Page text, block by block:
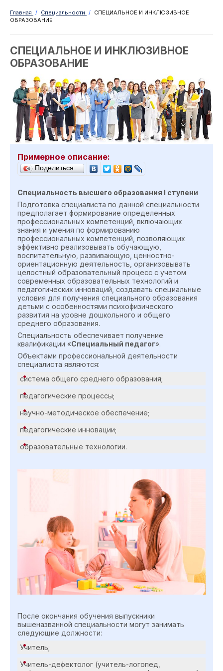
Главная / Специальности / СПЕЦИАЛЬНОЕ И ИНКЛЮЗИВНОЕ
ОБРАЗОВАНИЕ
СПЕЦИАЛЬНОЕ И ИНКЛЮЗИВНОЕ
ОБРАЗОВАНИЕ
Примерное описание:
Поделиться…
Специальность высшего образования I ступени
Подготовка специалиста по данной специальности
предполагает формирование определенных
профессиональных компетенций, включающих
знания и умения по формированию
профессиональных компетенций, позволяющих
эффективно реализовывать обучающую,
воспитательную, развивающую, ценностно-
ориентационную деятельность, организовывать
целостный образовательный процесс с учетом
современных образовательных технологий и
педагогических инноваций, создавать специальные
условия для получения специального образования
детьми с особенностями психофизического
развития на уровне дошкольного и общего
среднего образования.
Специальность обеспечивает получение
квалификации «Специальный педагог».
Объектами профессиональной деятельности
специалиста являются:
система общего среднего образования;
педагогические процессы;
научно-методическое обеспечение;
педагогические инновации;
образовательные технологии.
После окончания обучения выпускники
вышеназванной специальности могут занимать
следующие должности:
Учитель;
Учитель-дефектолог (учитель-логопед,